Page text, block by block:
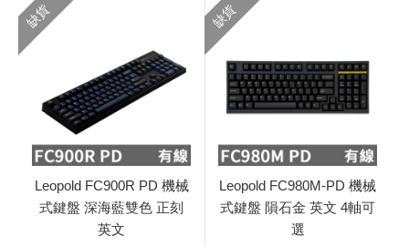
缺貨
Leopold FC900R PD 機械
式鍵盤 深海藍雙色 正刻
英文
缺貨
Leopold FC980M-PD 機械
式鍵盤 隕石金 英文 4軸可
選